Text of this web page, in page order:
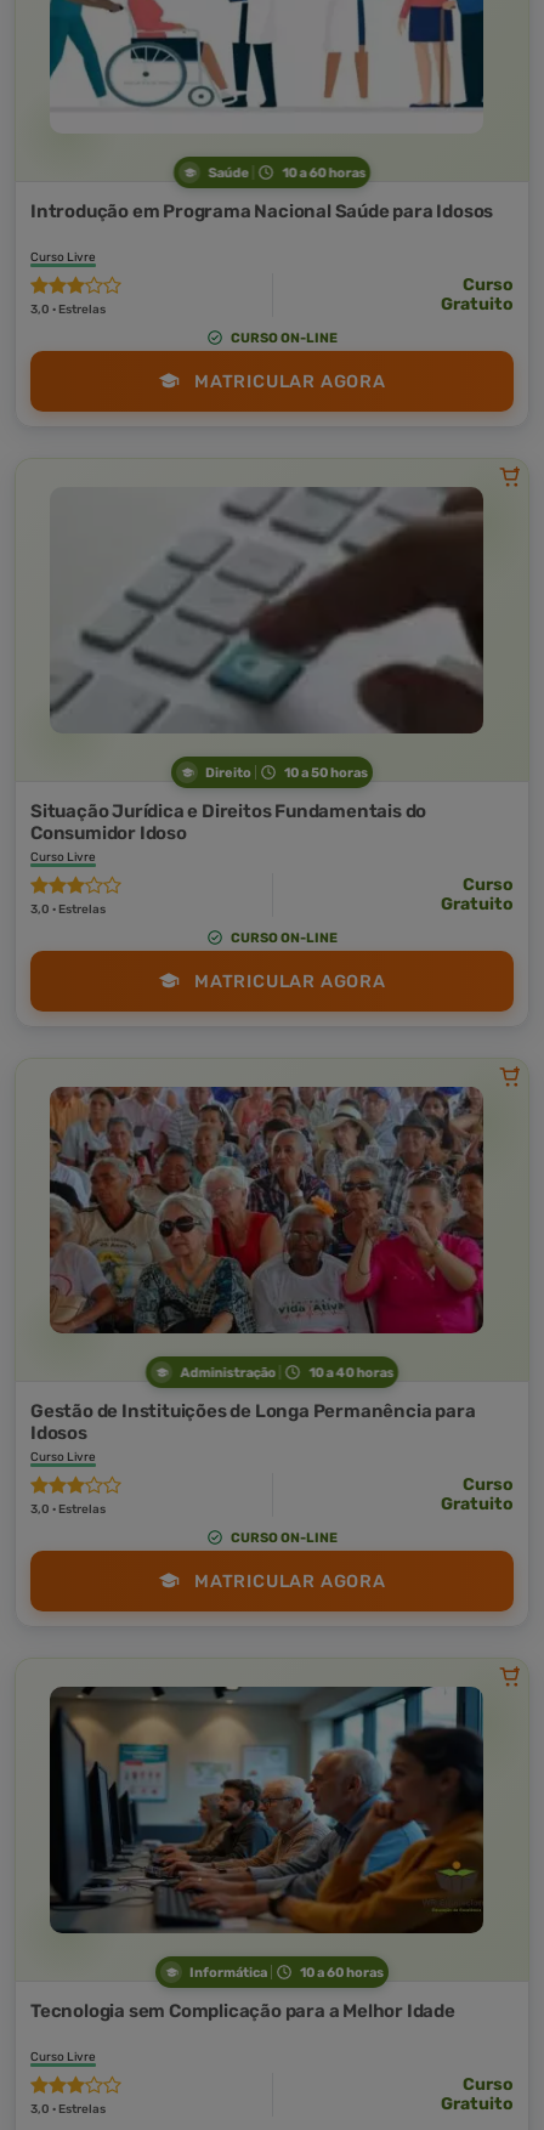
Saúde 10 a 60 horas
Introdução em Programa Nacional Saúde para Idosos
Curso Livre
3,0 · Estrelas
Curso
Gratuito
CURSO ON-LINE
MATRICULAR AGORA
Direito 10 a 50 horas
Situação Jurídica e Direitos Fundamentais do
Consumidor Idoso
Curso Livre
3,0 · Estrelas
Curso
Gratuito
CURSO ON-LINE
MATRICULAR AGORA
Administração 10 a 40 horas
Gestão de Instituições de Longa Permanência para
Idosos
Curso Livre
3,0 · Estrelas
Curso
Gratuito
CURSO ON-LINE
MATRICULAR AGORA
Informática 10 a 60 horas
Tecnologia sem Complicação para a Melhor Idade
Curso Livre
3,0 · Estrelas
Curso
Gratuito